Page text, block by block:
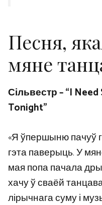
Песня,
мяне
Сільвестр – “I
Tonight”
«Я ўпершыню пачуў
гэта паверыць. У
мая попа пачала
хачу ў сваёй
лірычнага суму і